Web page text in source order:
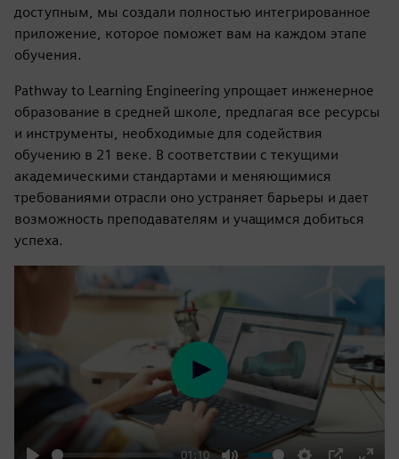
доступным, мы создали полностью интегрированное
приложение, которое поможет вам на каждом этапе
обучения.
Pathway to Learning Engineering упрощает инженерное
образование в средней школе, предлагая все ресурсы
и инструменты, необходимые для содействия
обучению в 21 веке. В соответствии с текущими
академическими стандартами и меняющимися
требованиями отрасли оно устраняет барьеры и дает
возможность преподавателям и учащимся добиться
успеха.
01:10
Play